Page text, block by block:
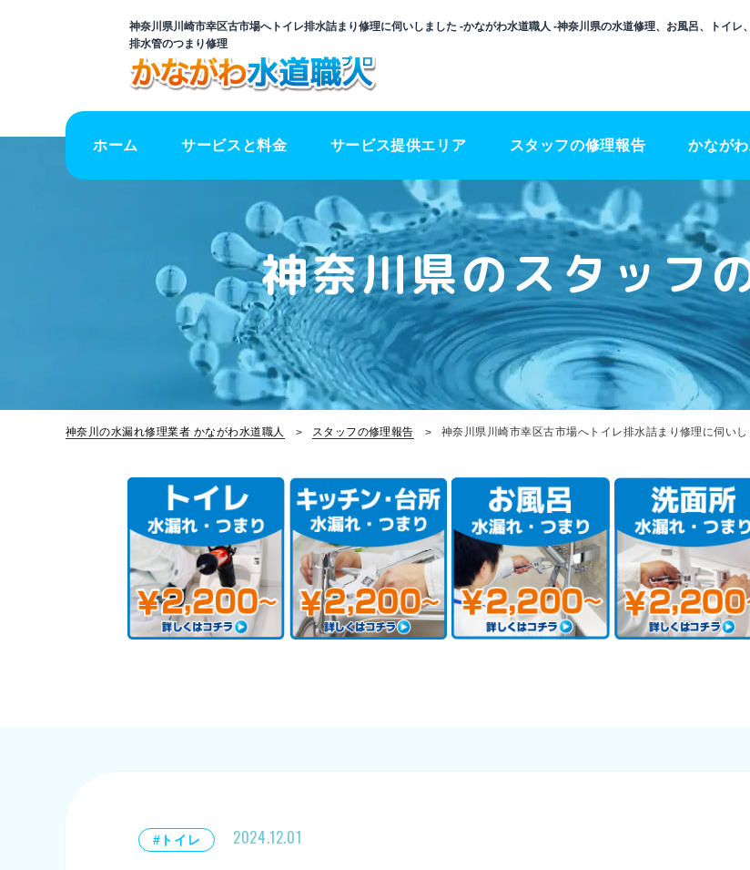
神奈川県川崎市幸区古市場へトイレ排水詰まり修理に伺いしました -かながわ水道職人 -神奈川県の水道修理、お風呂、トイレ
排水管のつまり修理
ホーム サービスと料金 サービス提供エリア スタッフの修理報告 かなが
神奈川県のスタッフ
神奈川の水漏れ修理業者 かながわ水道職人 スタッフの修理報告 神奈川県川崎市幸区古市場へトイレ排水詰まり修理に伺いし
#トイレ 2024.12.01